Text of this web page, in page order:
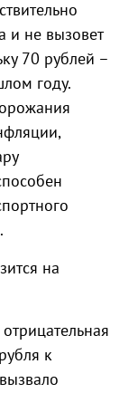
и не вызовет
70 рублей –
году.
на
к